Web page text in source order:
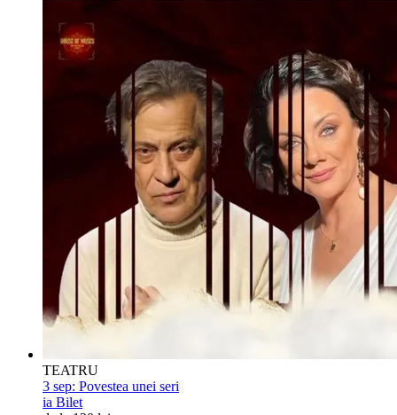
TEATRU
3 sep: Povestea unei seri
ia Bilet